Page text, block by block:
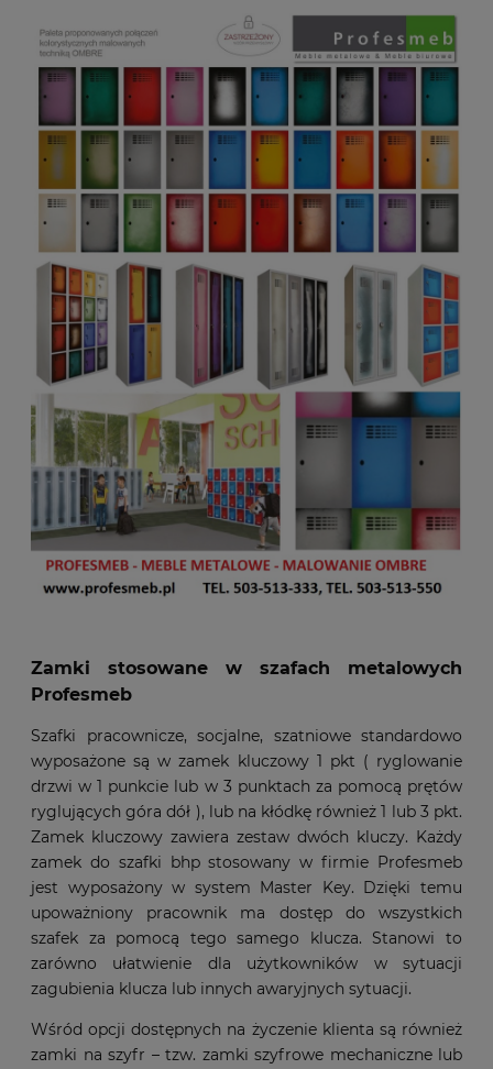
Zamki stosowane w szafach metalowych
Profesmeb
Szafki pracownicze, socjalne, szatniowe standardowo
wyposażone są w zamek kluczowy 1 pkt ( ryglowanie
drzwi w 1 punkcie lub w 3 punktach za pomocą prętów
ryglujących góra dół ), lub na kłódkę również 1 lub 3 pkt.
Zamek kluczowy zawiera zestaw dwóch kluczy. Każdy
zamek do szafki bhp stosowany w firmie Profesmeb
jest wyposażony w system Master Key. Dzięki temu
upoważniony pracownik ma dostęp do wszystkich
szafek za pomocą tego samego klucza. Stanowi to
zarówno ułatwienie dla użytkowników w sytuacji
zagubienia klucza lub innych awaryjnych sytuacji.
Wśród opcji dostępnych na życzenie klienta są również
zamki na szyfr – tzw. zamki szyfrowe mechaniczne lub